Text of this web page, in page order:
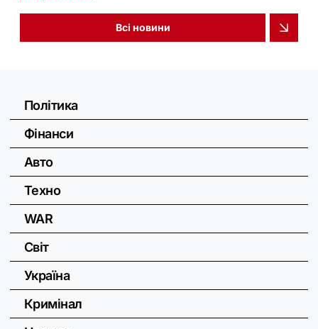
Всі новини
Політика
Фінанси
Авто
Техно
WAR
Світ
Україна
Кримінал